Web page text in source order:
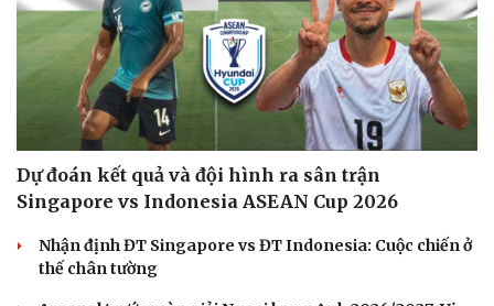
Dự đoán kết quả và đội hình ra sân trận
Singapore vs Indonesia ASEAN Cup 2026
Nhận định ĐT Singapore vs ĐT Indonesia: Cuộc chiến ở
thế chân tường